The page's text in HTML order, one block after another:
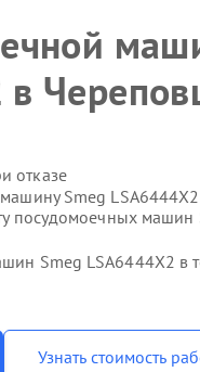
отказе
Smeg
посудомоечных машин
Smeg LSA6444X2 в
Узнать стоимость